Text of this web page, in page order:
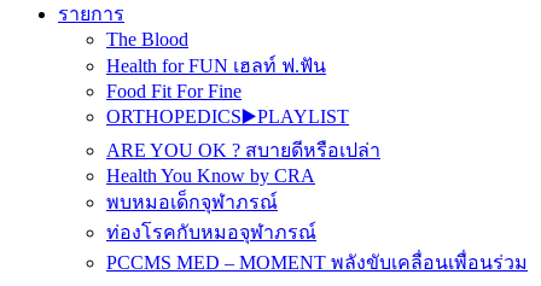
รายการ
The Blood
Health for FUN เฮลท์ ฟ.ฟัน
Food Fit For Fine
ORTHOPEDICS▶️PLAYLIST
ARE YOU OK ? สบายดีหรือเปล่า
Health You Know by CRA
พบหมอเด็กจุฬาภรณ์
ท่องโรคกับหมอจุฬาภรณ์
PCCMS MED – MOMENT พลังขับเคลื่อนเพื่อนร่วม